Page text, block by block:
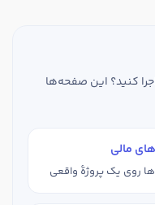
کنید؟ این صفحه‌ها
مالی
روی یک پروژهٔ واقعی